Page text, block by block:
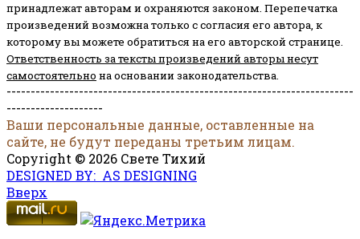
принадлежат авторам и охраняются законом. Перепечатка
произведений возможна только с согласия его автора, к
которому вы можете обратиться на его авторской странице.
Ответственность за тексты произведений авторы несут
самостоятельно на основании законодательства.
------------------------------------------------------------------------
--------------------
Ваши персональные данные, оставленные на
сайте, не будут переданы третьим лицам.
Copyright © 2026 Свете Тихий
DESIGNED BY: AS DESIGNING
Вверх